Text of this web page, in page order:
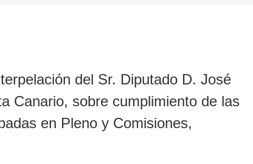
del Sr. Diputado D. José
Canario, sobre cumplimiento de las
en Pleno y Comisiones,